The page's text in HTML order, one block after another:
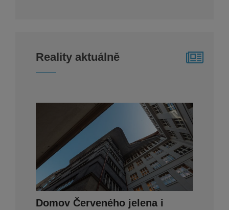
Reality aktuálně
Domov Červeného jelena i